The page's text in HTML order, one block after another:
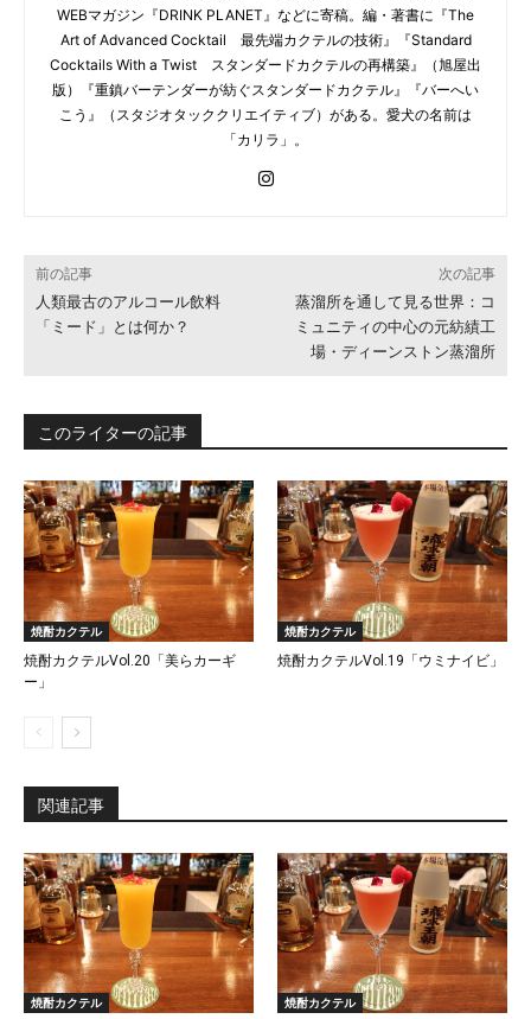
WEBマガジン『DRINK PLANET』などに寄稿。編・著書に『The
Art of Advanced Cocktail 最先端カクテルの技術』『Standard
Cocktails With a Twist スタンダードカクテルの再構築』（旭屋出
版）『重鎮バーテンダーが紡ぐスタンダードカクテル』『バーへい
こう』（スタジオタッククリエイティブ）がある。愛犬の名前は
「カリラ」。
前の記事
人類最古のアルコール飲料
「ミード」とは何か？
次の記事
蒸溜所を通して見る世界：コ
ミュニティの中心の元紡績工
場・ディーンストン蒸溜所
このライターの記事
焼酎カクテル
焼酎カクテルVol.20「美らカーギ
ー」
焼酎カクテル
焼酎カクテルVol.19「ウミナイビ」
関連記事
焼酎カクテル 焼酎カクテル